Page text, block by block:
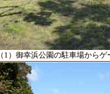
（1）御幸浜公園の駐車場から